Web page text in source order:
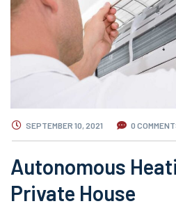
SEPTEMBER 10, 2021 0
Autonomous
Private House